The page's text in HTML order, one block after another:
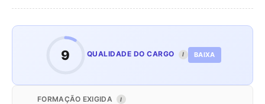
9 QUALIDADE DO CARGO I BAIXA
FORMAÇÃO EXIGIDA I